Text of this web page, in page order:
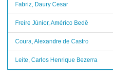
Fabriz, Daury Cesar
Freire Júnior, Américo Bedê
Coura, Alexandre de Castro
Leite, Carlos Henrique Bezerra